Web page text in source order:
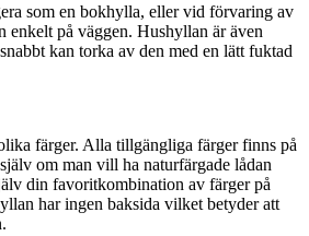
som en bokhylla, eller vid förvaring av
enkelt på väggen. Hushyllan är även
kan torka av den med en lätt fuktad
färger. Alla tillgängliga färger finns på
om man vill ha naturfärgade lådan
din favoritkombination av färger på
har ingen baksida vilket betyder att